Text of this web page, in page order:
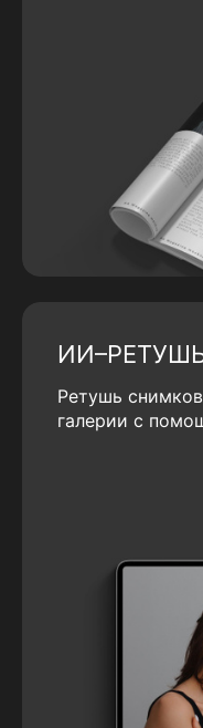
Ретушь
галерии с